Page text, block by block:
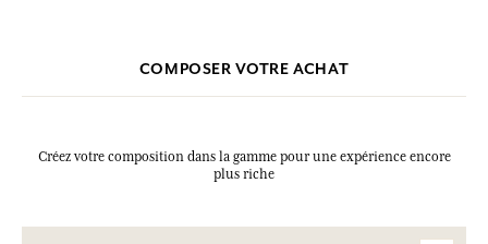
COMPOSER VOTRE ACHAT
Créez votre composition dans la gamme pour une expérience encore
plus riche